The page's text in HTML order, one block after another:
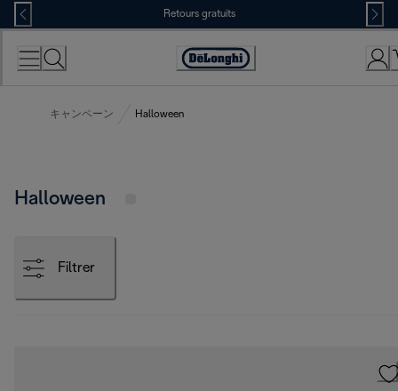
Skip
to
Content
Retours gratuits
Déclaration
キャンペーン Halloween
Halloween
Filtrer